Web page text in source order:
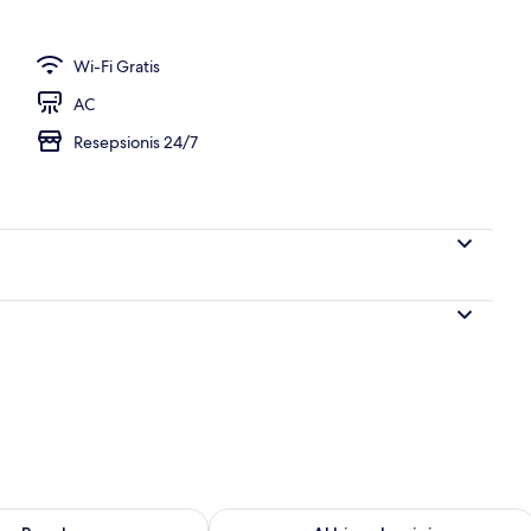
Wi-Fi Gratis
AC
Resepsionis 24/7
untuk besok Agu 8 - Agu 9Periksa ketersediaan untuk akhir